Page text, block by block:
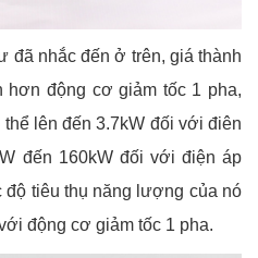
đã nhắc đến ở trên, giá thành
hơn động cơ giảm tốc 1 pha,
lên đến 3.7kW đối với điên
đến 160kW đối với điện áp
tiêu thụ năng lượng của nó
động cơ giảm tốc 1 pha.